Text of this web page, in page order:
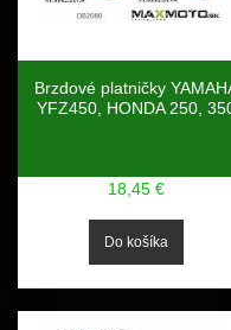
Brzdové platničky
YFZ450, HONDA 250,
18,45 €